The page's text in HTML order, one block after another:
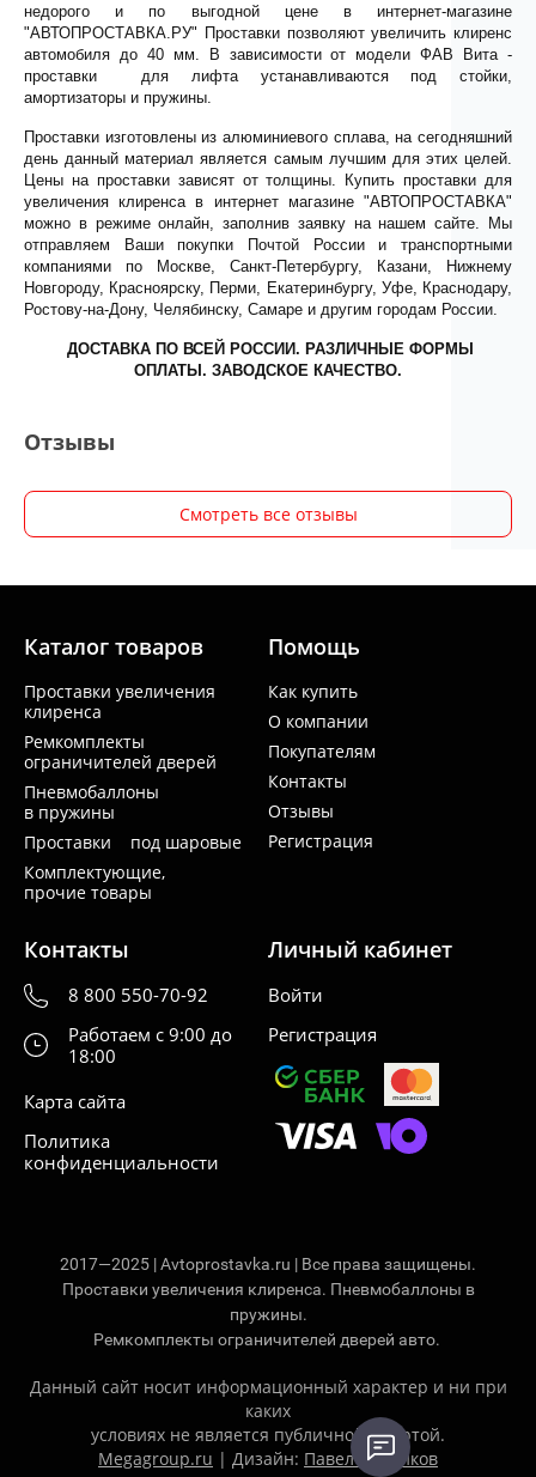
недорого и по выгодной цене в интернет-магазине
"АВТОПРОСТАВКА.РУ" Проставки позволяют увеличить клиренс
автомобиля до 40 мм. В зависимости от модели ФАВ Вита -
проставки для лифта устанавливаются под стойки,
амортизаторы и пружины.
Проставки изготовлены из алюминиевого сплава, на сегодняшний
день данный материал является самым лучшим для этих целей.
Цены на проставки зависят от толщины. Купить проставки для
увеличения клиренса в интернет магазине "АВТОПРОСТАВКА"
можно в режиме онлайн, заполнив заявку на нашем сайте. Мы
отправляем Ваши покупки Почтой России и транспортными
компаниями по Москве, Санкт-Петербургу, Казани, Нижнему
Новгороду, Красноярску, Перми, Екатеринбургу, Уфе, Краснодару,
Ростову-на-Дону, Челябинску, Самаре и другим городам России.
ДОСТАВКА ПО ВСЕЙ РОССИИ. РАЗЛИЧНЫЕ ФОРМЫ
ОПЛАТЫ. ЗАВОДСКОЕ КАЧЕСТВО.
Отзывы
Смотреть все отзывы
Каталог товаров
Проставки увеличения
клиренса
Ремкомплекты
ограничителей дверей
Пневмобаллоны
в пружины
Проставки под шаровые
Комплектующие,
прочие товары
Помощь
Как купить
О компании
Покупателям
Контакты
Отзывы
Регистрация
Контакты
8 800 550-70-92
Работаем с 9:00 до
18:00
Карта сайта
Политика
конфиденциальности
Личный кабинет
Войти
Регистрация
2017—2025 | Avtoprostavka.ru | Все права защищены.
Проставки увеличения клиренса. Пневмобаллоны в
пружины.
Ремкомплекты ограничителей дверей авто.
Данный сайт носит информационный характер и ни при
каких
условиях не является публичной офертой.
Megagroup.ru | Дизайн: Павел Ситников